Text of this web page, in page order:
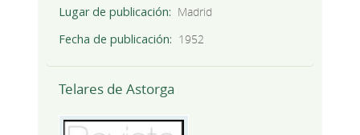
Lugar de publicación
Madrid
Fecha de publicación
1952
Telares de Astorga